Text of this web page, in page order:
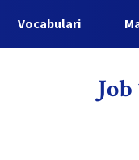
Vocabulari
Job